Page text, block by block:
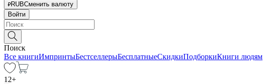
RUBСменить валюту
Войти
Поиск
Все книгиИмпринтыБестселлерыБесплатныеСкидкиПодборкиКниги людям
12+